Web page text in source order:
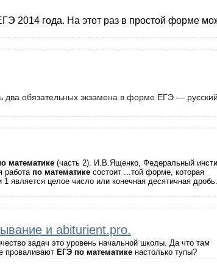
2014 года. На этот раз в простой форме
два обязательных экзамена в форме ЕГЭ —
математике (часть 2). И.В.Ященко, Федеральный
работа по математике состоит ...той форме, которая
является целое число или конечная десятичная дробь.
и abiturient.pro.
задач это уровень начальной школы. Да что там
проваливают ЕГЭ по математике настолько тупы?